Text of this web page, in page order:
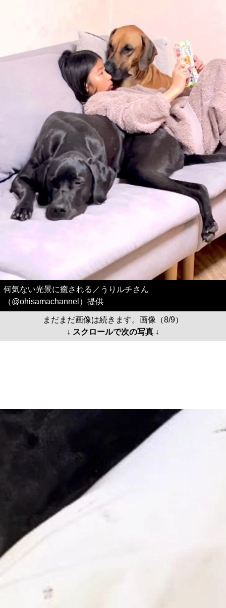
何気ない光景に癒される／うりルチさん
（@ohisamachannel）提供
まだまだ画像は続きます。画像（8/9）
↓ スクロールで次の写真 ↓